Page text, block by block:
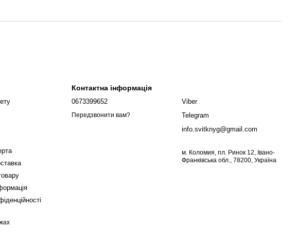
Контактна інформація
0673399652
Передзвонити вам?
Viber
Telegram
info.svitknyg@gmail.com
м. Коломия, пл. Ринок 12, Івано-
Франківська обл., 78200, Україна